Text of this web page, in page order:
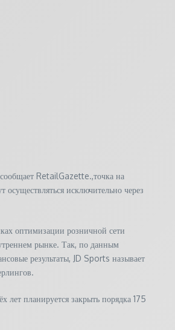
RetailGazette.,точка на
исключительно через
оптимизации розничной сети
рынке. Так, по данным
результаты, JD Sports называет
лет планируется закрыть порядка 175